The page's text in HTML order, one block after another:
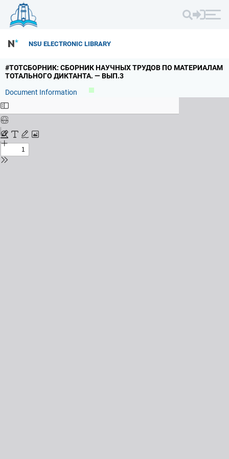
NSU ELECTRONIC LIBRARY
#ТОТСБОРНИК: СБОРНИК НАУЧНЫХ ТРУДОВ ПО МАТЕРИАЛАМ
ТОТАЛЬНОГО ДИКТАНТА. — ВЫП.3
Document Information